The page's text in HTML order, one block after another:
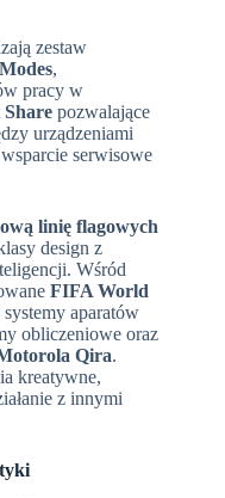
zestaw
,
pracy w
pozwalające
urządzeniami
serwisowe
ą linię flagowych
design z
Wśród
FIFA World
aparatów
obliczeniowe oraz
Qira.
kreatywne,
z innymi